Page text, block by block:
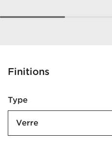
Finitions
Type
Verre